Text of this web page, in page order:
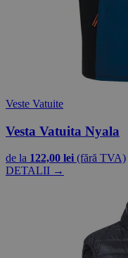
Veste Vatuite
Vesta Vatuita Nyala
de la 122,00 lei (fără TVA)
DETALII →